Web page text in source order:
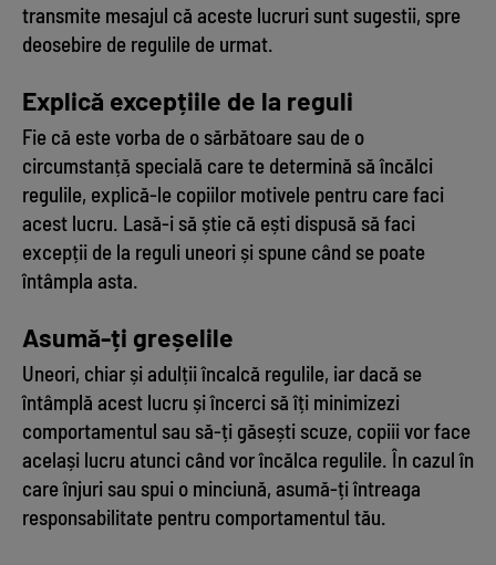
transmite mesajul că aceste lucruri sunt sugestii, spre
deosebire de regulile de urmat.
Explică excepțiile de la reguli
Fie că este vorba de o sărbătoare sau de o
circumstanță specială care te determină să încălci
regulile, explică-le copiilor motivele pentru care faci
acest lucru. Lasă-i să știe că ești dispusă să faci
excepții de la reguli uneori și spune când se poate
întâmpla asta.
Asumă-ți greșelile
Uneori, chiar și adulții încalcă regulile, iar dacă se
întâmplă acest lucru și încerci să îți minimizezi
comportamentul sau să-ți găsești scuze, copiii vor face
același lucru atunci când vor încălca regulile. În cazul în
care înjuri sau spui o minciună, asumă-ți întreaga
responsabilitate pentru comportamentul tău.